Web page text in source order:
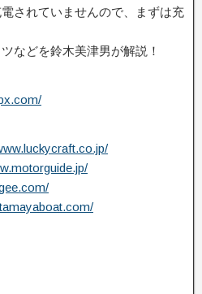
されていませんので、まずは充
などを鈴木美津男が解説！